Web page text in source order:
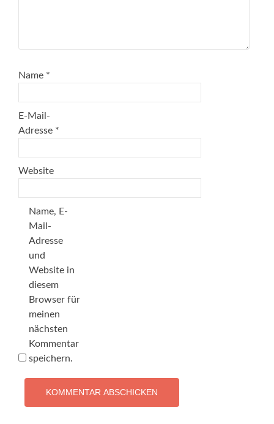
Name *
E-Mail-
Adresse *
Website
Name, E-
Mail-
Adresse
und
Website in
diesem
Browser für
meinen
nächsten
Kommentar
speichern.